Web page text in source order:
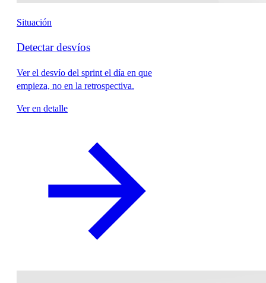
Situación
Detectar desvíos
Ver el desvío del sprint el día en que
empieza, no en la retrospectiva.
Ver en detalle